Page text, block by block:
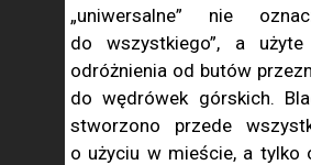
„uniwersalne” nie
do wszystkiego”, a
odróżnienia od butów
do wędrówek górskich.
stworzono przede
o użyciu w mieście, a tylko